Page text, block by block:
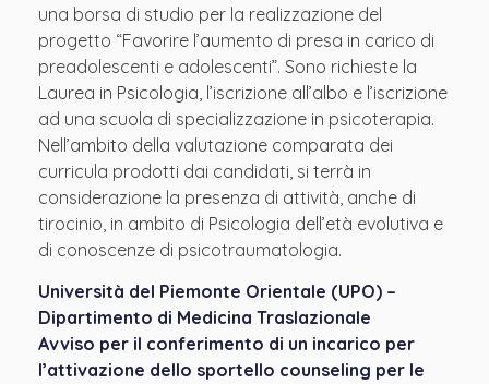
una borsa di studio per la realizzazione del
progetto “Favorire l’aumento di presa in carico di
preadolescenti e adolescenti”. Sono richieste la
Laurea in Psicologia, l’iscrizione all’albo e l’iscrizione
ad una scuola di specializzazione in psicoterapia.
Nell’ambito della valutazione comparata dei
curricula prodotti dai candidati, si terrà in
considerazione la presenza di attività, anche di
tirocinio, in ambito di Psicologia dell’età evolutiva e
di conoscenze di psicotraumatologia.
Università del Piemonte Orientale (UPO) –
Dipartimento di Medicina Traslazionale
Avviso per il conferimento di un incarico per
l’attivazione dello sportello counseling per le